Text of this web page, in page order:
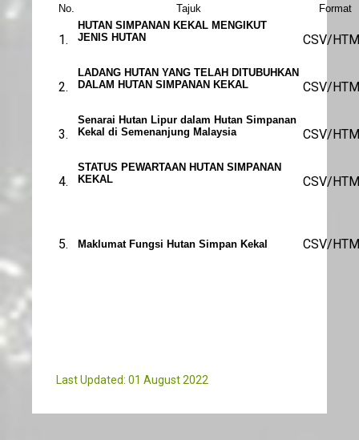
No. Tajuk Format
1.
HUTAN SIMPANAN KEKAL MENGIKUT
JENIS HUTAN
CSV/
2.
LADANG HUTAN YANG TELAH DITUBUHKAN
DALAM HUTAN SIMPANAN KEKAL
CSV/
3.
Senarai Hutan Lipur dalam Hutan Simpanan
Kekal di Semenanjung Malaysia
CSV/
4.
STATUS PEWARTAAN HUTAN SIMPANAN
KEKAL
CSV/
5. Maklumat Fungsi Hutan Simpan Kekal CSV/
Last Updated: 01 August 2022